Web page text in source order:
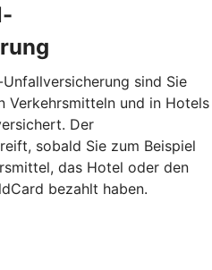
sind Sie
und in Hotels
Der
sobald Sie zum Beispiel
das Hotel oder den
bezahlt haben.